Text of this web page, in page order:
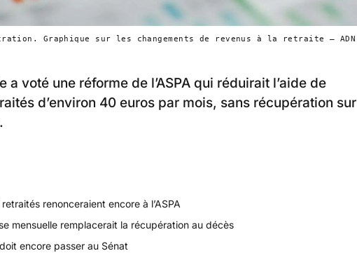
Graphique sur les changements de revenus à la retraite — ADN
a voté une réforme de l’ASPA qui réduirait l’aide de
d’environ 40 euros par mois, sans récupération sur
renonceraient encore à l’ASPA
mensuelle remplacerait la récupération au décès
encore passer au Sénat